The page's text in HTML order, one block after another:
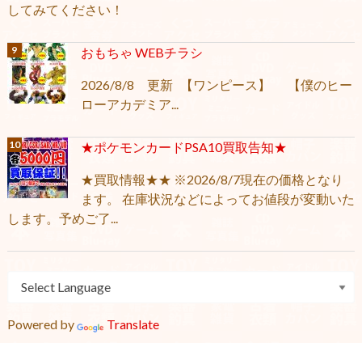
してみてください！
おもちゃ WEBチラシ
2026/8/8 更新 【ワンピース】 【僕のヒー
ローアカデミア...
★ポケモンカードPSA10買取告知★
★買取情報★★ ※2026/8/7現在の価格となり
ます。 在庫状況などによってお値段が変動いた
します。予めご了...
Powered by Translate